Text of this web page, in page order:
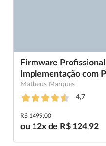
Firmware
Implementação com
Matheus Marques
4,7
R$ 1499,00
ou 12x de R$ 124,92